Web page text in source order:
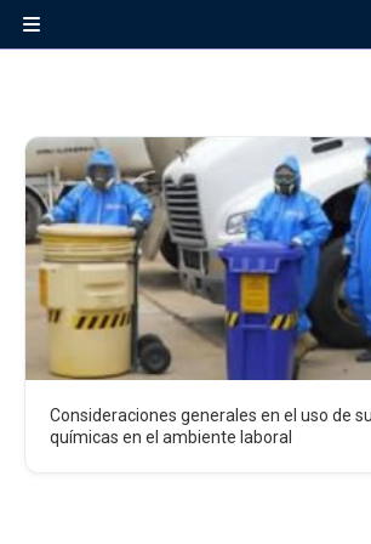
Salta al contenido principal
Panel lateral
Consideraciones generales en el uso de
químicas en el ambiente laboral